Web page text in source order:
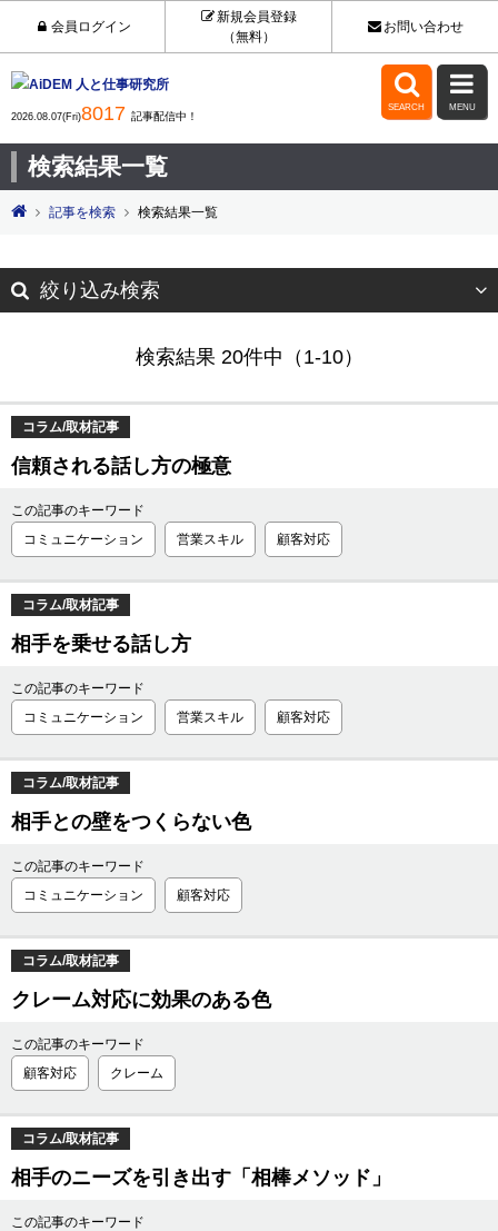
会員ログイン
新規会員登録
（無料）
お問い合わせ
2026.08.07(Fri)8017 記事配信中！

SEARCH

MENU
検索結果一覧
記事を検索 検索結果一覧
絞り込み検索
検索結果 20件中（1-10）
コラム/取材記事
信頼される話し方の極意
この記事のキーワード
コミュニケーション
営業スキル 顧客対応
コラム/取材記事
相手を乗せる話し方
この記事のキーワード
コミュニケーション
営業スキル 顧客対応
コラム/取材記事
相手との壁をつくらない色
この記事のキーワード
コミュニケーション
顧客対応
コラム/取材記事
クレーム対応に効果のある色
この記事のキーワード
顧客対応
クレーム
コラム/取材記事
相手のニーズを引き出す「相棒メソッド」
この記事のキーワード